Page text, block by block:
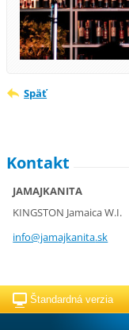
Späť
Kontakt
JAMAJKANITA
KINGSTON Jamaica W.I.
info@jamajkanita.sk
Štandardná verzia